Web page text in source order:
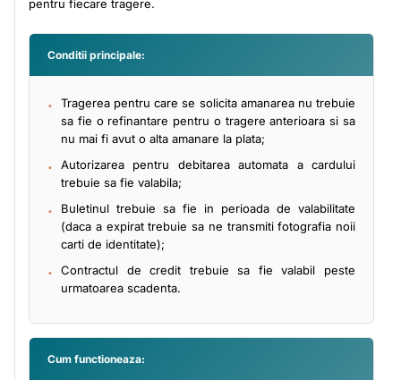
pentru fiecare tragere.
Conditii principale:
Tragerea pentru care se solicita amanarea nu trebuie
sa fie o refinantare pentru o tragere anterioara si sa
nu mai fi avut o alta amanare la plata;
Autorizarea pentru debitarea automata a cardului
trebuie sa fie valabila;
Buletinul trebuie sa fie in perioada de valabilitate
(daca a expirat trebuie sa ne transmiti fotografia noii
carti de identitate);
Contractul de credit trebuie sa fie valabil peste
urmatoarea scadenta.
Cum functioneaza: